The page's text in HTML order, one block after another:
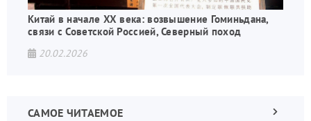
Китай в начале XX века: возвышение Гоминьдана,
связи с Советской Россией, Северный поход
20.02.2026
САМОЕ ЧИТАЕМОЕ
Следующая